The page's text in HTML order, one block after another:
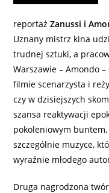
reportażZanussi i
Uznany mistrz kina
trudnej sztuki, a
Warszawie – Amondo
filmie scenarzysta i
czy w dzisiejszych
szansa reaktywacji
pokoleniowym
szczególnie muzyce,
wyraźnie młodego
Druga nagrodzona